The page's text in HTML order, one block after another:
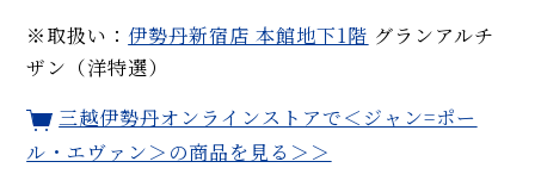
※取扱い： 伊勢丹新宿店 本館地下1階 グランアルチ
ザン（洋特選）
三越伊勢丹オンラインストアで＜ジャン=ポー
ル・エヴァン＞の商品を見る＞＞